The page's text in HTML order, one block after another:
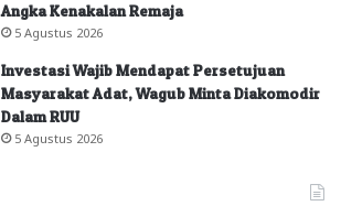
Angka Kenakalan Remaja
5 Agustus 2026
Investasi Wajib Mendapat Persetujuan
Masyarakat Adat, Wagub Minta Diakomodir
Dalam RUU
5 Agustus 2026